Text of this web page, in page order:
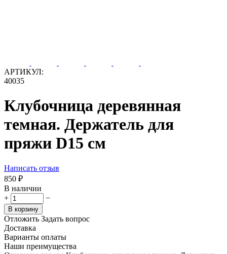
АРТИКУЛ:
40035
Клубочница деревянная
темная. Держатель для
пряжи D15 см
Написать отзыв
‍850‍ ₽
В наличии
+
−
В корзину
Отложить Задать вопрос
Доставка
Варианты оплаты
Наши преимущества